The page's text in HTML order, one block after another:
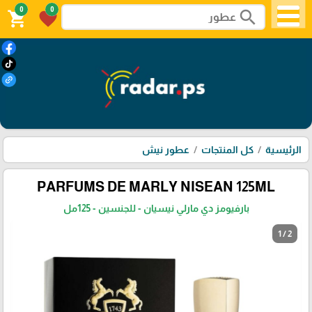
search
0
favorite
0
shopping_cart
الرئيسية كل المنتجات عطور نيش
PARFUMS DE MARLY NISEAN 125ML
بارفيومز دي مارلي نيسيان - للجنسين - 125مل
1 / 2